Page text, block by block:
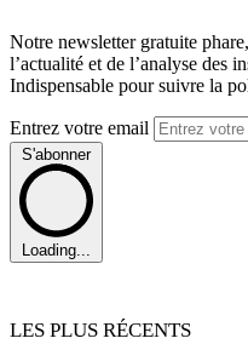
Notre newsletter gratuite
l’actualité et de l’analyse des
Indispensable pour suivre la
Entrez votre email
S'abonner
Loading...
LES PLUS RÉCENTS